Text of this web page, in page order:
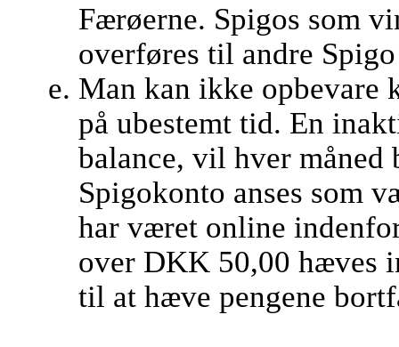
Færøerne. Spigos som
overføres til andre
Man kan ikke opbevare
på ubestemt tid. En
balance, vil hver
Spigokonto anses som
har været online
over DKK 50,00 hæves
til at hæve pengene